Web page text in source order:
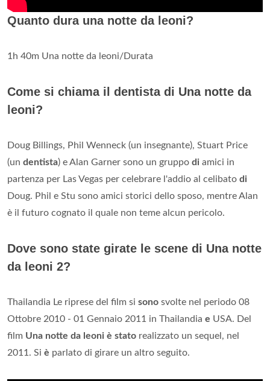
Quanto dura una notte da leoni?
1h 40m Una notte da leoni/Durata
Come si chiama il dentista di Una notte da
leoni?
Doug Billings, Phil Wenneck (un insegnante), Stuart Price
(un dentista) e Alan Garner sono un gruppo di amici in
partenza per Las Vegas per celebrare l'addio al celibato di
Doug. Phil e Stu sono amici storici dello sposo, mentre Alan
è il futuro cognato il quale non teme alcun pericolo.
Dove sono state girate le scene di Una notte
da leoni 2?
Thailandia Le riprese del film si sono svolte nel periodo 08
Ottobre 2010 - 01 Gennaio 2011 in Thailandia e USA. Del
film Una notte da leoni è stato realizzato un sequel, nel
2011. Si è parlato di girare un altro seguito.